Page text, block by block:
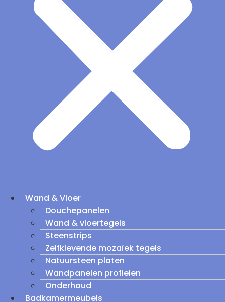
Wand & Vloer
Douchepanelen
Wand & vloertegels
Steenstrips
Zelfklevende mozaïek tegels
Natuursteen platen
Wandpanelen profielen
Onderhoud
Badkamermeubels